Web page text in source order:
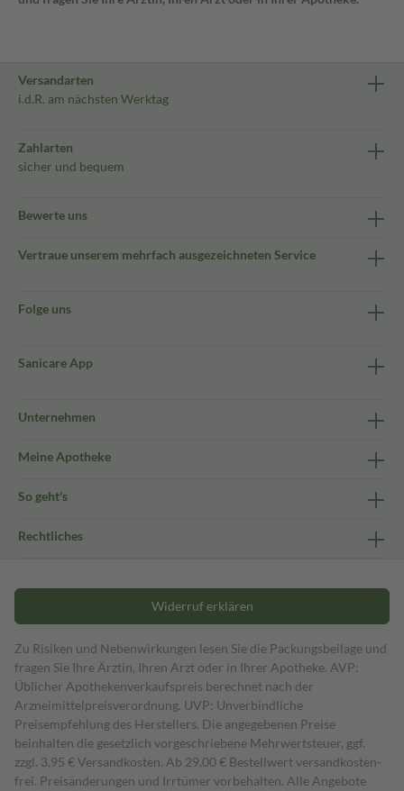
Versandarten
i.d.R. am nächsten Werktag
Zahlarten
sicher und bequem
Bewerte uns
Vertraue unserem mehrfach ausgezeichneten Service
Folge uns
Sanicare App
Unternehmen
Meine Apotheke
So geht's
Rechtliches
Widerruf erklären
Zu Risiken und Nebenwirkungen lesen Sie die Packungsbeilage und
fragen Sie Ihre Ärztin, Ihren Arzt oder in Ihrer Apotheke. AVP:
Üblicher Apothekenverkaufspreis berechnet nach der
Arzneimittelpreisverordnung. UVP: Unverbindliche
Preisempfehlung des Herstellers. Die angegebenen Preise
beinhalten die gesetzlich vorgeschriebene Mehrwertsteuer, ggf.
zzgl. 3,95 € Versandkosten. Ab 29,00 € Bestell­wert versand­kosten­
frei. Preisänderungen und Irrtümer vorbehalten. Alle Angebote